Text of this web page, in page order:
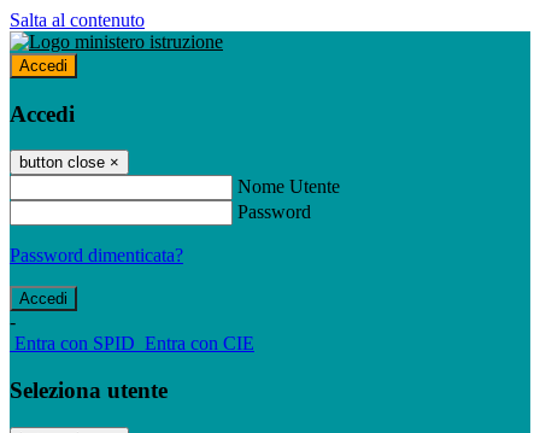
Salta al contenuto
Accedi
Accedi
button close ×
Nome Utente
Password
Password dimenticata?
-
Entra con SPID Entra con CIE
Seleziona utente